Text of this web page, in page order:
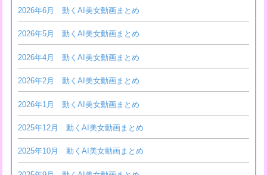
2026年6月 動くAI美女動画まとめ
2026年5月 動くAI美女動画まとめ
2026年4月 動くAI美女動画まとめ
2026年2月 動くAI美女動画まとめ
2026年1月 動くAI美女動画まとめ
2025年12月 動くAI美女動画まとめ
2025年10月 動くAI美女動画まとめ